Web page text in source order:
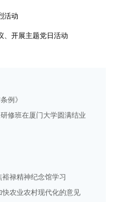
例》
修班在厦门大学圆满结业
禄精神纪念馆学习
农业农村现代化的意见
活动
、开展主题党日活动